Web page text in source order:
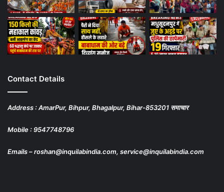
Contact Details
Address : AmarPur, Bihpur, Bhagalpur, Bihar-853201 समाचार
Mobile : 9547748796
Emails – roshan@inquilabindia.com, service@inquilabindia.com